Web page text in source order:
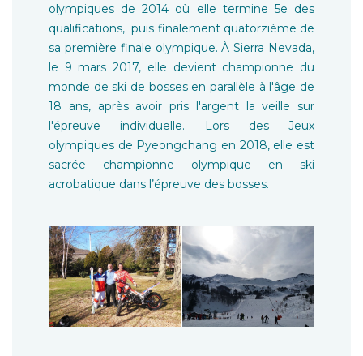
olympiques de 2014 où elle termine 5e des
qualifications, puis finalement quatorzième de
sa première finale olympique. À Sierra Nevada,
le 9 mars 2017, elle devient championne du
monde de ski de bosses en parallèle à l'âge de
18 ans, après avoir pris l'argent la veille sur
l'épreuve individuelle. Lors des Jeux
olympiques de Pyeongchang en 2018, elle est
sacrée championne olympique en ski
acrobatique dans l’épreuve des bosses.